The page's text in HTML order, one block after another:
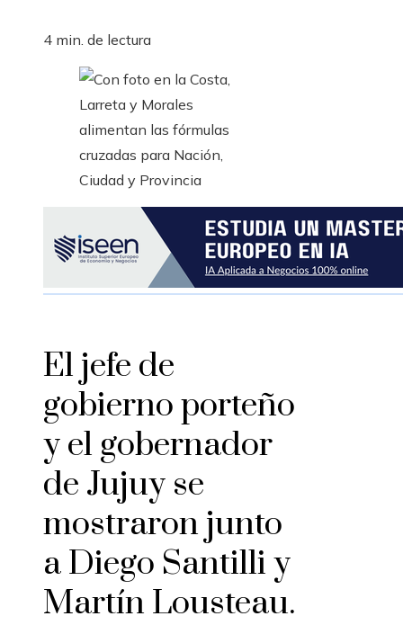
4 min. de lectura
El jefe de
gobierno porteño
y el gobernador
de Jujuy se
mostraron junto
a Diego Santilli y
Martín Lousteau.